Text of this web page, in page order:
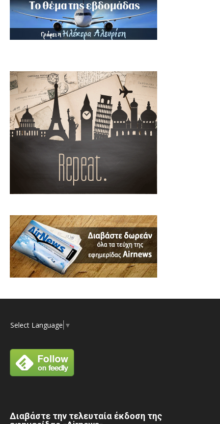
Select Language ▼
Διαβάστε την τελευταία έκδοση της